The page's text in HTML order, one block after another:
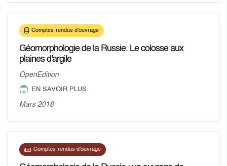
Comptes-rendus d'ouvrage
Géomorphologie de la Russie. Le colosse aux
plaines d'argile
OpenEdition
EN SAVOIR PLUS
Mars 2018
Comptes-rendus d'ouvrage